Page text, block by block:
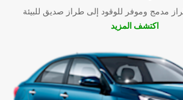
مدمج وموفر للوقود إلى طراز صديق للبيئة
اكتشف المزيد